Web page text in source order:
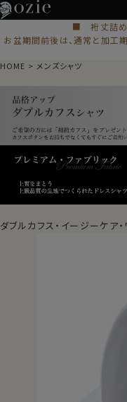
■ 裄丈詰め
お盆期間前後は、通常と加工
HOME メンズシャツ
ダブルカフス・イージーケア